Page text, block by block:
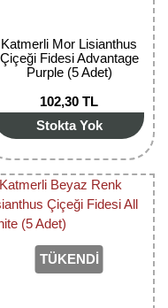
Katmerli Mor Lisianthus
Çiçeği Fidesi Advantage
Purple (5 Adet)
102,30 TL
Stokta Yok
TÜKENDİ